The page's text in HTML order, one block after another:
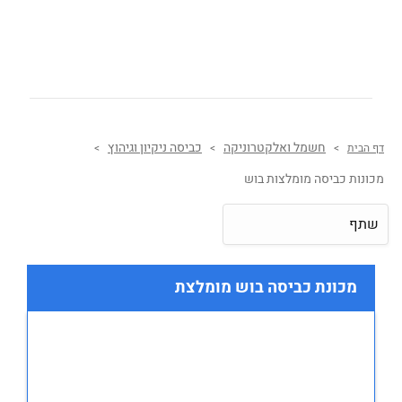
דף הבית > חשמל ואלקטרוניקה > כביסה ניקיון וגיהוץ >
מכונות כביסה מומלצות בוש
שתף
מכונת כביסה בוש מומלצת